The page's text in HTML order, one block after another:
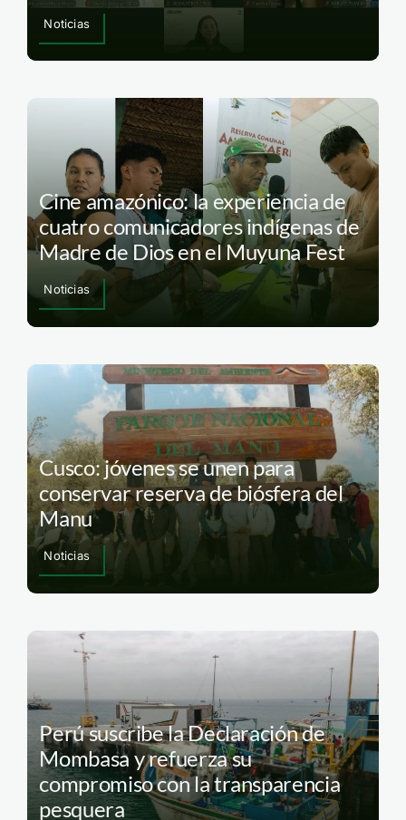
Noticias
Cine amazónico: la experiencia de
cuatro comunicadores indígenas de
Madre de Dios en el Muyuna Fest
Noticias
Cusco: jóvenes se unen para
conservar reserva de biósfera del
Manu
Noticias
Perú suscribe la Declaración de
Mombasa y refuerza su
compromiso con la transparencia
pesquera